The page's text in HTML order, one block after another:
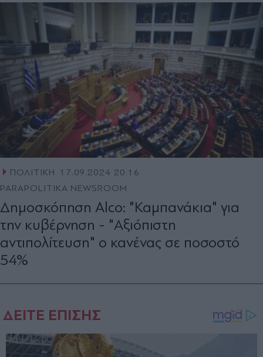
ΠΟΛΙΤΙΚΗ
17.09.2024 20:16
PARAPOLITIKA NEWSROOM
Δημοσκόπηση Alco: "Καμπανάκια" για
την κυβέρνηση - "Αξιόπιστη
αντιπολίτευση" ο κανένας σε ποσοστό
54%